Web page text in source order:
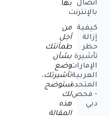
اتصال
بالإنترنت
كيفية
إزالة
حظر
تأشيرة
الإمارات
العربية
المتحدة
- فحص
دبي
بها.
من
أجل
طمأنتك
بشأن
وضع
تأشيرتك،
ستوضح
لك
هذه
المقالة